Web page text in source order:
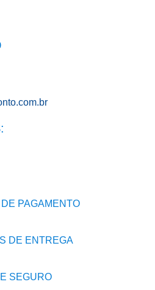
PAGAMENTO
DE ENTREGA
SEGURO